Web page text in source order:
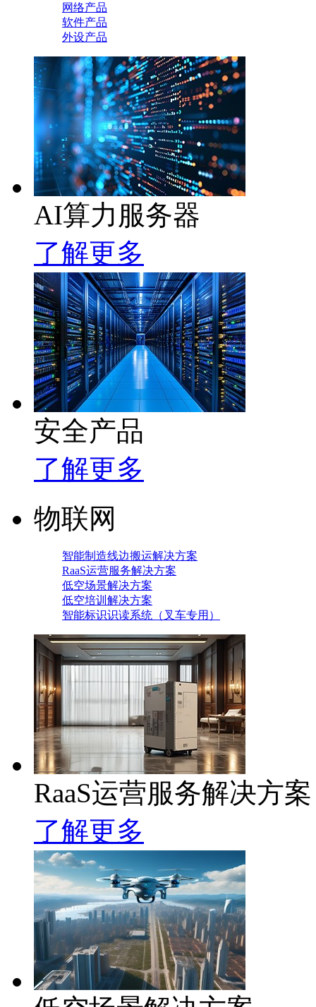
网络产品
软件产品
外设产品
AI算力服务器
了解更多
安全产品
了解更多
物联网
智能制造线边搬运解决方案
RaaS运营服务解决方案
低空场景解决方案
低空培训解决方案
智能标识识读系统（叉车专用）
RaaS运营服务解决方案
了解更多